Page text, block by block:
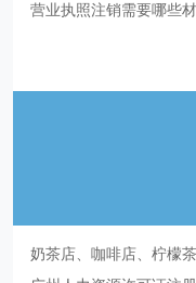
营业执照注销需要哪些
奶茶店、咖啡店、柠檬